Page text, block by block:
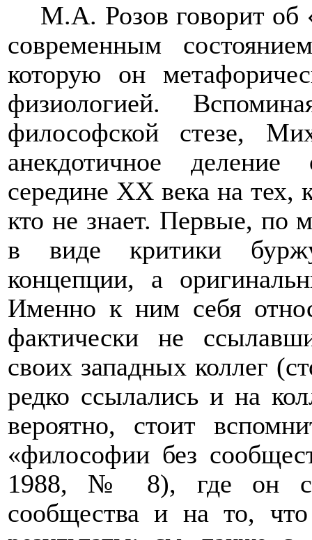
М.А. Розов говорит об
современным
которую он
физиологией.
философской стезе,
анекдотичное
середине ХХ века на тех,
кто не знает. Первые, по
в виде критики
концепции, а
Именно к ним себя
фактически не
своих западных коллег
редко ссылались и на
вероятно, стоит
«философии без
1988, № 8), где он
сообщества и на то,